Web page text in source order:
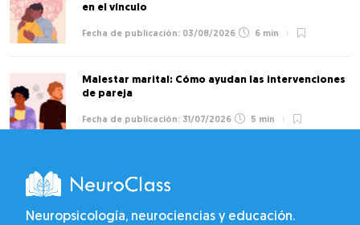
en el vínculo
03/08/2026 6 min
Malestar marital: Cómo ayudan las intervenciones
de pareja
31/07/2026 5 min
Neuropsicología, neurociencias y educación.